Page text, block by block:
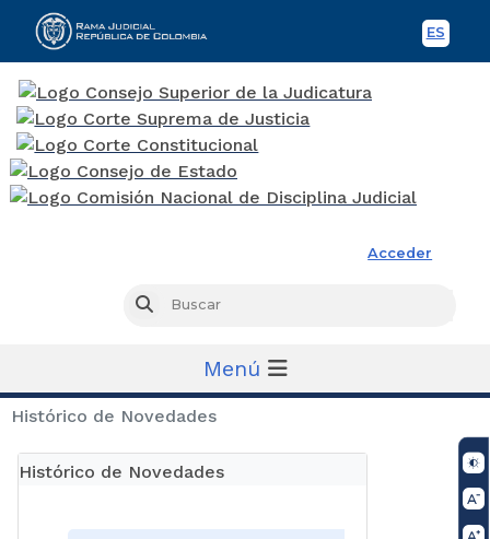
ES
Acceder
Buscar
Menú
Histórico de Novedades
Histórico de Novedades